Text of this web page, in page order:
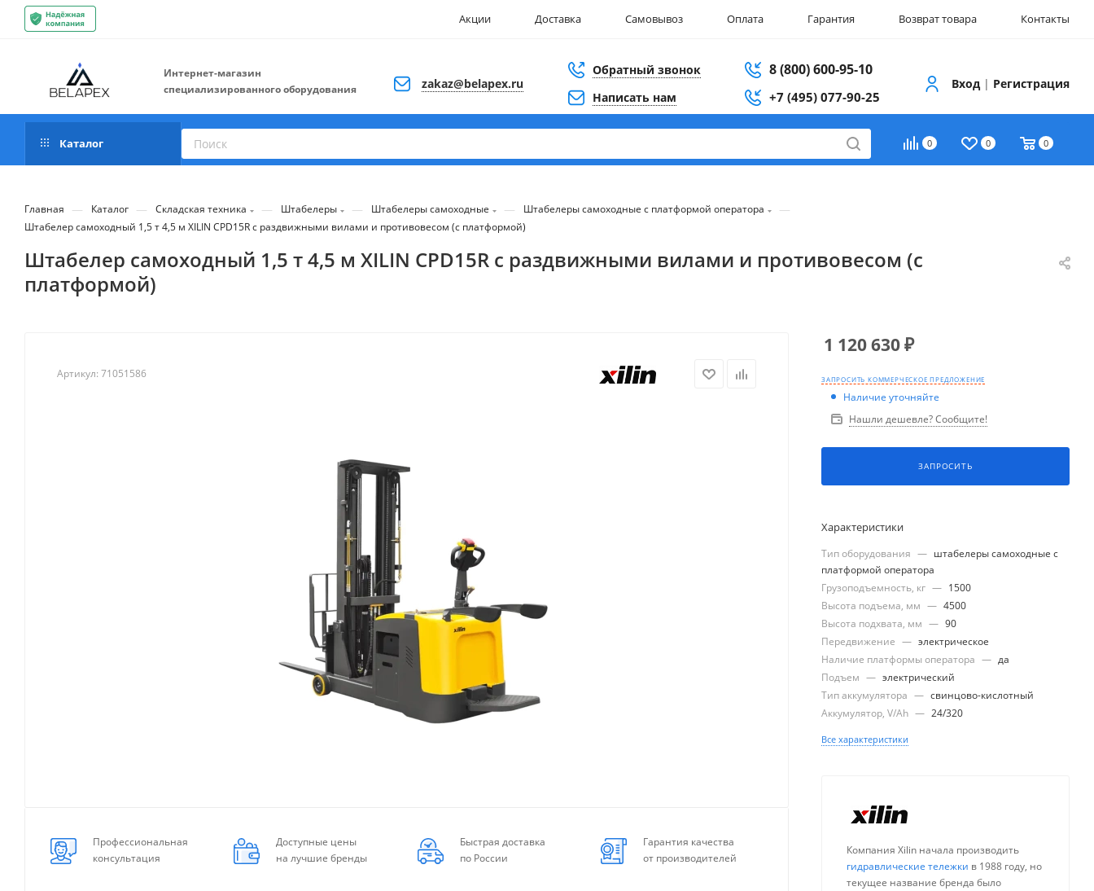
Акции Доставка Самовывоз Оплата Гарантия Возврат товара Контакты
Интернет-магазин
специализированного оборудования
zakaz@belapex.ru
Обратный звонок
Написать нам
8 (800) 600-95-10
+7 (495) 077-90-25
Вход | Регистрация
0 0 0
Каталог
Главная — Каталог — Складская техника — Штабелеры — Штабелеры самоходные — Штабелеры самоходные с платформой оператора —
Штабелер самоходный 1,5 т 4,5 м XILIN CPD15R с раздвижными вилами и противовесом (с платформой)
Штабелер самоходный 1,5 т 4,5 м XILIN CPD15R с раздвижными вилами и противовесом (с
платформой)
Артикул: 71051586
Профессиональная
консультация
Доступные цены
на лучшие бренды
Быстрая доставка
по России
Гарантия качества
от производителей
1 120 630₽
ЗАПРОСИТЬ КОММЕРЧЕСКОЕ ПРЕДЛОЖЕНИЕ
Наличие уточняйте
Нашли дешевле? Сообщите!
ЗАПРОСИТЬ
Характеристики
Тип оборудования — штабелеры самоходные с
платформой оператора
Грузоподъемность, кг — 1500
Высота подъема, мм — 4500
Высота подхвата, мм — 90
Передвижение — электрическое
Наличие платформы оператора — да
Подъем — электрический
Тип аккумулятора — свинцово-кислотный
Аккумулятор, V/Ah — 24/320
Все характеристики
Компания Xilin начала производить
гидравлические тележки в 1988 году, но
текущее название бренда было